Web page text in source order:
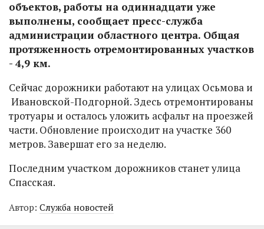
объектов, работы на одиннадцати уже
выполнены, сообщает пресс-служба
администрации областного центра. Общая
протяженность отремонтированных участков
- 4,9 км.
Сейчас дорожники работают на улицах Осьмова и
Ивановской-Подгорной. Здесь отремонтированы
тротуары и осталось уложить асфальт на проезжей
части. Обновление происходит на участке 360
метров. Завершат его за неделю.
Последним участком дорожников станет улица
Спасская.
Автор: Служба новостей